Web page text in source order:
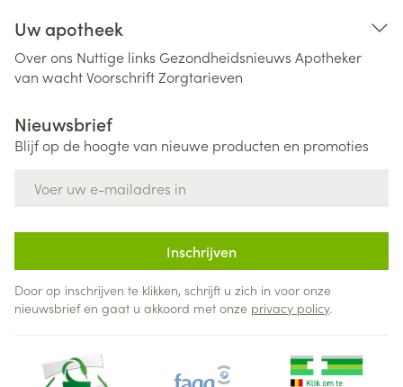
Uw apotheek
Over ons Nuttige links Gezondheidsnieuws Apotheker
van wachtVoorschriftZorgtarieven
Nieuwsbrief
Blijf op de hoogte van nieuwe producten en promoties
Inschrijven
Door op inschrijven te klikken, schrijft u zich in voor onze
nieuwsbrief en gaat u akkoord met onze privacy policy.